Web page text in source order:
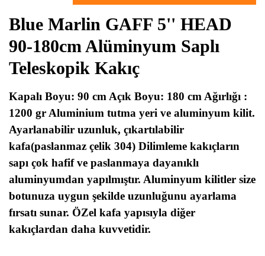
Blue Marlin GAFF 5'' HEAD
90-180cm Alüminyum Saplı
Teleskopik Kakıç
Kapalı Boyu: 90 cm Açık Boyu: 180 cm Ağırlığı :
1200 gr Aluminium tutma yeri ve aluminyum kilit.
Ayarlanabilir uzunluk, çıkartılabilir
kafa(paslanmaz çelik 304) Dilimleme kakıçların
sapı çok hafif ve paslanmaya dayanıklı
aluminyumdan yapılmıştır. Aluminyum kilitler size
botunuza uygun şekilde uzunluğunu ayarlama
fırsatı sunar. ÖZel kafa yapısıyla diğer
kakıçlardan daha kuvvetidir.